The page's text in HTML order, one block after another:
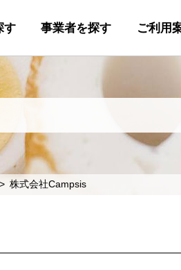
す 事業者を探す ご利用
株式会社Campsis